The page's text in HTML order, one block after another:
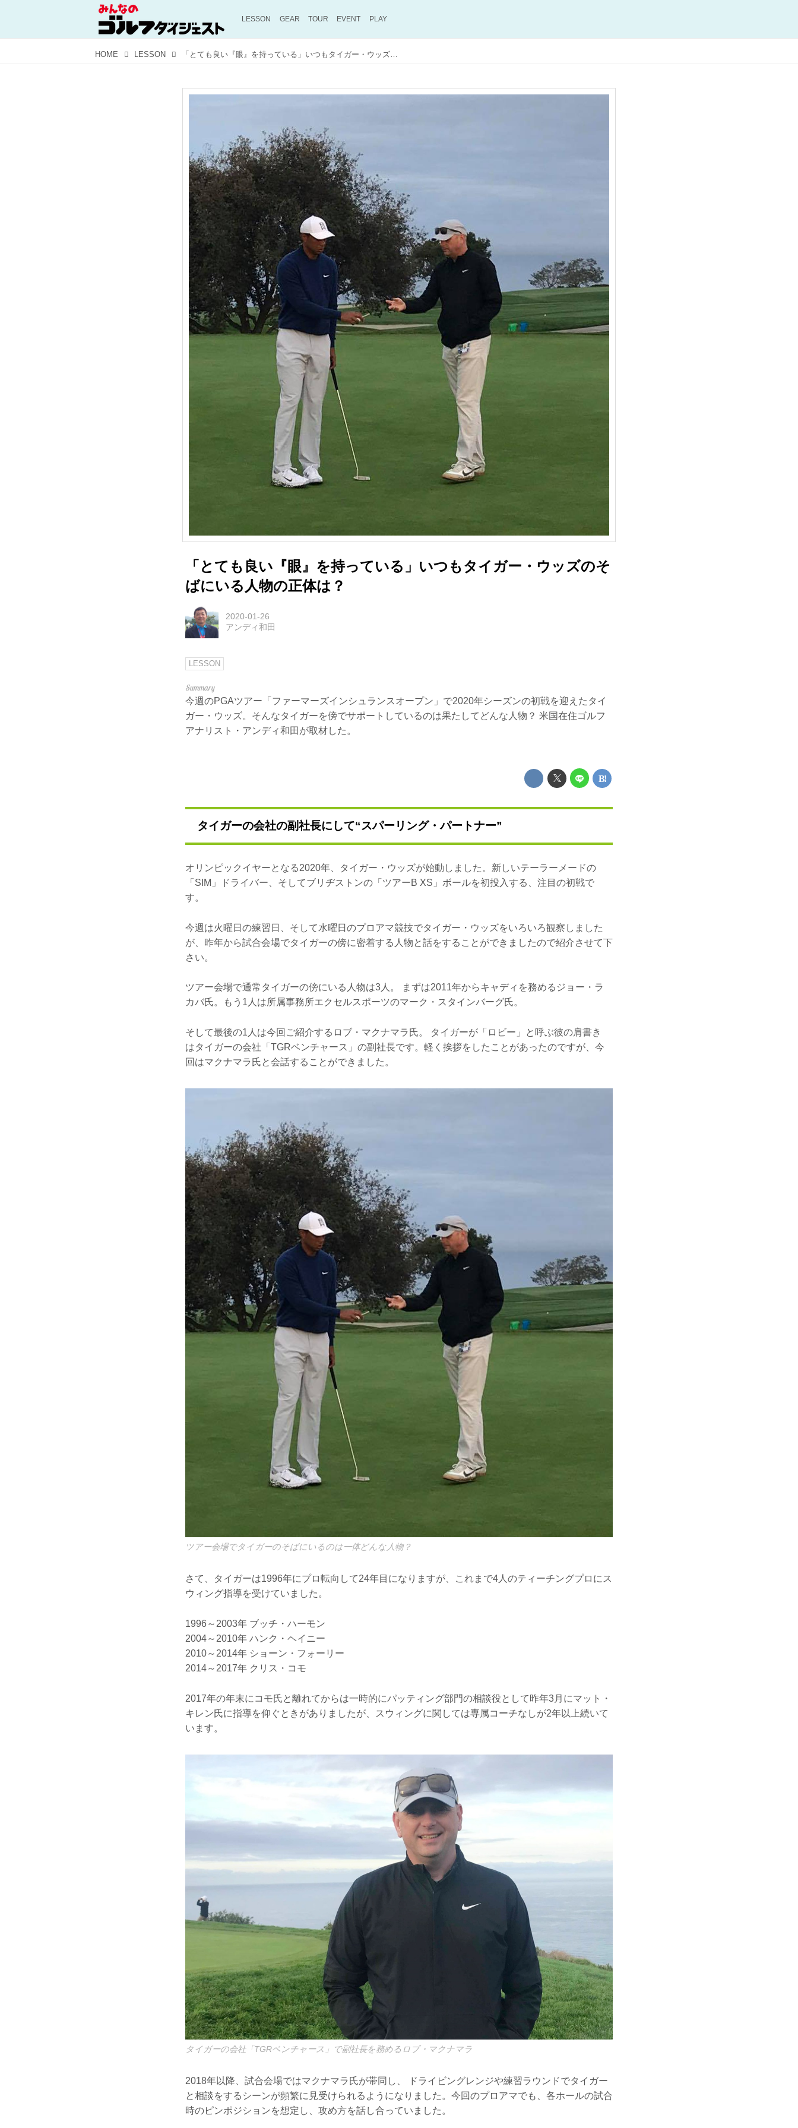
LESSON GEAR TOUR EVENT PLAY
HOME LESSON 「とても良い『眼』を持っている」いつもタイガー・ウッズのそばにいる人物の正体は？
「とても良い『眼』を持っている」いつもタイガー・ウッズのそ
ばにいる人物の正体は？
2020-01-26
アンディ和田
LESSON
今週のPGAツアー「ファーマーズインシュランスオープン」で2020年シーズンの初戦を迎えたタイ
ガー・ウッズ。そんなタイガーを傍でサポートしているのは果たしてどんな人物？ 米国在住ゴルフ
アナリスト・アンディ和田が取材した。
タイガーの会社の副社長にして“スパーリング・パートナー”
オリンピックイヤーとなる2020年、タイガー・ウッズが始動しました。新しいテーラーメードの
「SIM」ドライバー、そしてブリヂストンの「ツアーB XS」ボールを初投入する、注目の初戦で
す。
今週は火曜日の練習日、そして水曜日のプロアマ競技でタイガー・ウッズをいろいろ観察しました
が、昨年から試合会場でタイガーの傍に密着する人物と話をすることができましたので紹介させて下
さい。
ツアー会場で通常タイガーの傍にいる人物は3人。 まずは2011年からキャディを務めるジョー・ラ
カバ氏。もう1人は所属事務所エクセルスポーツのマーク・スタインバーグ氏。
そして最後の1人は今回ご紹介するロブ・マクナマラ氏。 タイガーが「ロビー」と呼ぶ彼の肩書き
はタイガーの会社「TGRベンチャース」の副社長です。軽く挨拶をしたことがあったのですが、今
回はマクナマラ氏と会話することができました。
ツアー会場でタイガーのそばにいるのは一体どんな人物？
さて、タイガーは1996年にプロ転向して24年目になりますが、これまで4人のティーチングプロにス
ウィング指導を受けていました。
1996～2003年 ブッチ・ハーモン
2004～2010年 ハンク・ヘイニー
2010～2014年 ショーン・フォーリー
2014～2017年 クリス・コモ
2017年の年末にコモ氏と離れてからは一時的にパッティング部門の相談役として昨年3月にマット・
キレン氏に指導を仰ぐときがありましたが、スウィングに関しては専属コーチなしが2年以上続いて
います。
タイガーの会社「TGRベンチャース」で副社長を務めるロブ・マクナマラ
2018年以降、試合会場ではマクナマラ氏が帯同し、 ドライビングレンジや練習ラウンドでタイガー
と相談をするシーンが頻繁に見受けられるようになりました。今回のプロアマでも、各ホールの試合
時のピンポジションを想定し、攻め方を話し合っていました。